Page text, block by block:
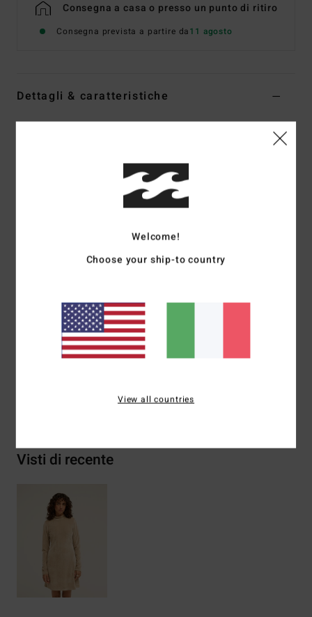
Consegna a casa o presso un punto di ritiro
Consegna prevista a partire da11 agosto
Dettagli & caratteristiche
velluto a coste
vestibilità aderente e svasata
Etichetta logo sul retro del collo
Composizione[Tessuto principale] 94% poliestere
riciclato, 6% elastan
Spedizioni e Resi
Visti di recente
Welcome!
Choose your ship-to country
View all countries